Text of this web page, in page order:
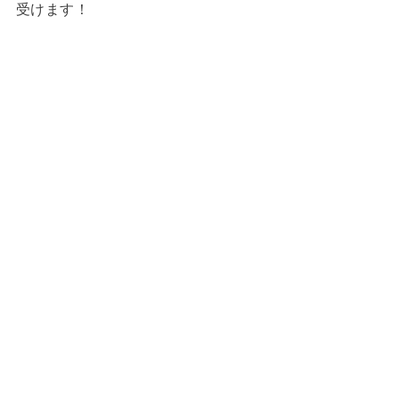
受けます！